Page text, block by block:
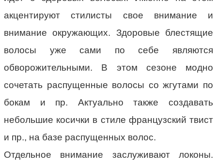
акцентируют стилисты свое внимание и
внимание окружающих. Здоровые блестящие
волосы уже сами по себе являются
обворожительными. В этом сезоне модно
сочетать распущенные волосы со жгутами по
бокам и пр. Актуально также создавать
небольшие косички в стиле французский твист
и пр., на базе распущенных волос.
Отдельное внимание заслуживают локоны.